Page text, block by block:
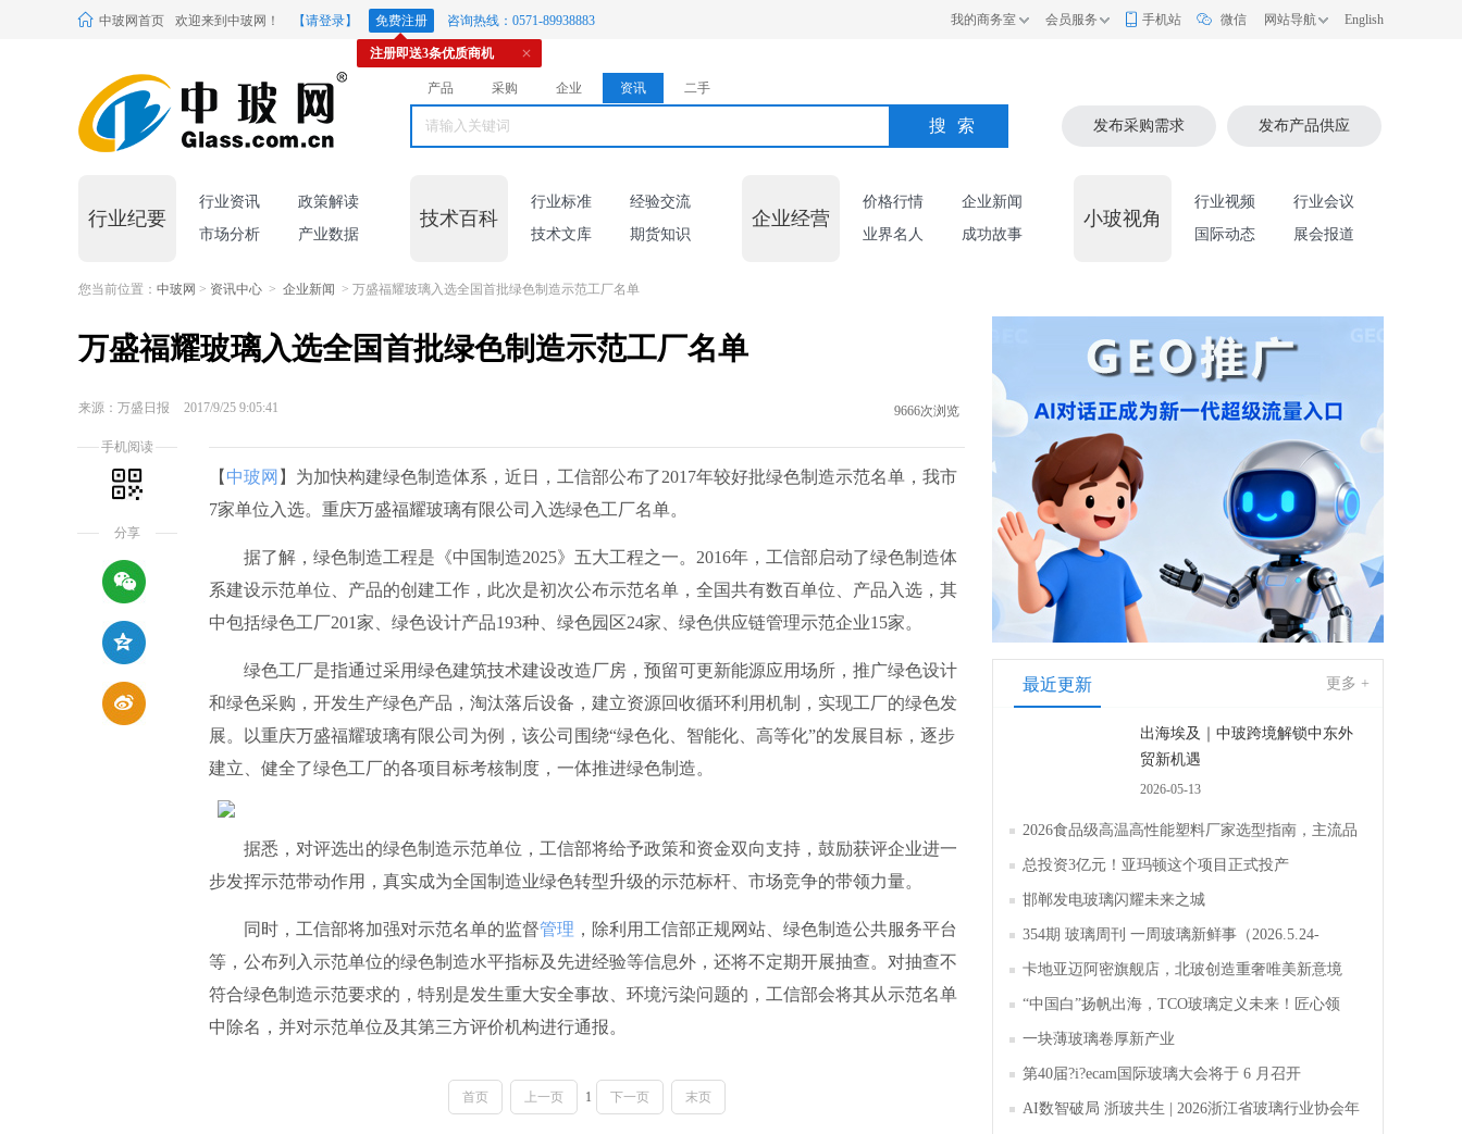
中玻网首页 欢迎来到中玻网！ 【请登录】 免费注册 咨询热线：0571-89938883
注册即送3条优质商机
我的商务室 会员服务 手机站 微信 网站导航 English
产品 采购 企业 资讯 二手
搜索 发布采购需求 发布产品供应
行业纪要
行业资讯
政策解读
市场分析
产业数据
技术百科
行业标准
经验交流
技术文库
期货知识
企业经营
价格行情
企业新闻
业界名人
成功故事
小玻视角
行业视频
行业会议
国际动态
展会报道
您当前位置： 中玻网 > 资讯中心 > 企业新闻 > 万盛福耀玻璃入选全国首批绿色制造示范工厂名单
最近更新 更多 +
出海埃及｜中玻跨境解锁中东外
贸新机遇
2026-05-13
2026食品级高温高性能塑料厂家选型指南，主流品
牌全面解析评测
总投资3亿元！亚玛顿这个项目正式投产
邯郸发电玻璃闪耀未来之城
354期 玻璃周刊 一周玻璃新鲜事（2026.5.24-
2026.5.30）
卡地亚迈阿密旗舰店，北玻创造重奢唯美新意境
“中国白”扬帆出海，TCO玻璃定义未来！匠心领
航，淄博新材料产业聚势成峰
一块薄玻璃卷厚新产业
第40届?i?ecam国际玻璃大会将于 6 月召开
AI数智破局 浙玻共生 | 2026浙江省玻璃行业协会年
手机阅读
分享
万盛福耀玻璃入选全国首批绿色制造示范工厂名单
来源：万盛日报 2017/9/25 9:05:41 9666次浏览
【 中玻网 】为加快构建绿色制造体系，近日，工信部公布了2017年较好批绿色制造示范名单，我市
7家单位入选。重庆万盛福耀玻璃有限公司入选绿色工厂名单。
据了解，绿色制造工程是《中国制造2025》五大工程之一。2016年，工信部启动了绿色制造体
系建设示范单位、产品的创建工作，此次是初次公布示范名单，全国共有数百单位、产品入选，其
中包括绿色工厂201家、绿色设计产品193种、绿色园区24家、绿色供应链管理示范企业15家。
绿色工厂是指通过采用绿色建筑技术建设改造厂房，预留可更新能源应用场所，推广绿色设计
和绿色采购，开发生产绿色产品，淘汰落后设备，建立资源回收循环利用机制，实现工厂的绿色发
展。以重庆万盛福耀玻璃有限公司为例，该公司围绕“绿色化、智能化、高等化”的发展目标，逐步
建立、健全了绿色工厂的各项目标考核制度，一体推进绿色制造。
据悉，对评选出的绿色制造示范单位，工信部将给予政策和资金双向支持，鼓励获评企业进一
步发挥示范带动作用，真实成为全国制造业绿色转型升级的示范标杆、市场竞争的带领力量。
同时，工信部将加强对示范名单的监督管理 ，除利用工信部正规网站、绿色制造公共服务平台
等，公布列入示范单位的绿色制造水平指标及先进经验等信息外，还将不定期开展抽查。对抽查不
符合绿色制造示范要求的，特别是发生重大安全事故、环境污染问题的，工信部会将其从示范名单
中除名，并对示范单位及其第三方评价机构进行通报。
首页 上一页 1 下一页 末页